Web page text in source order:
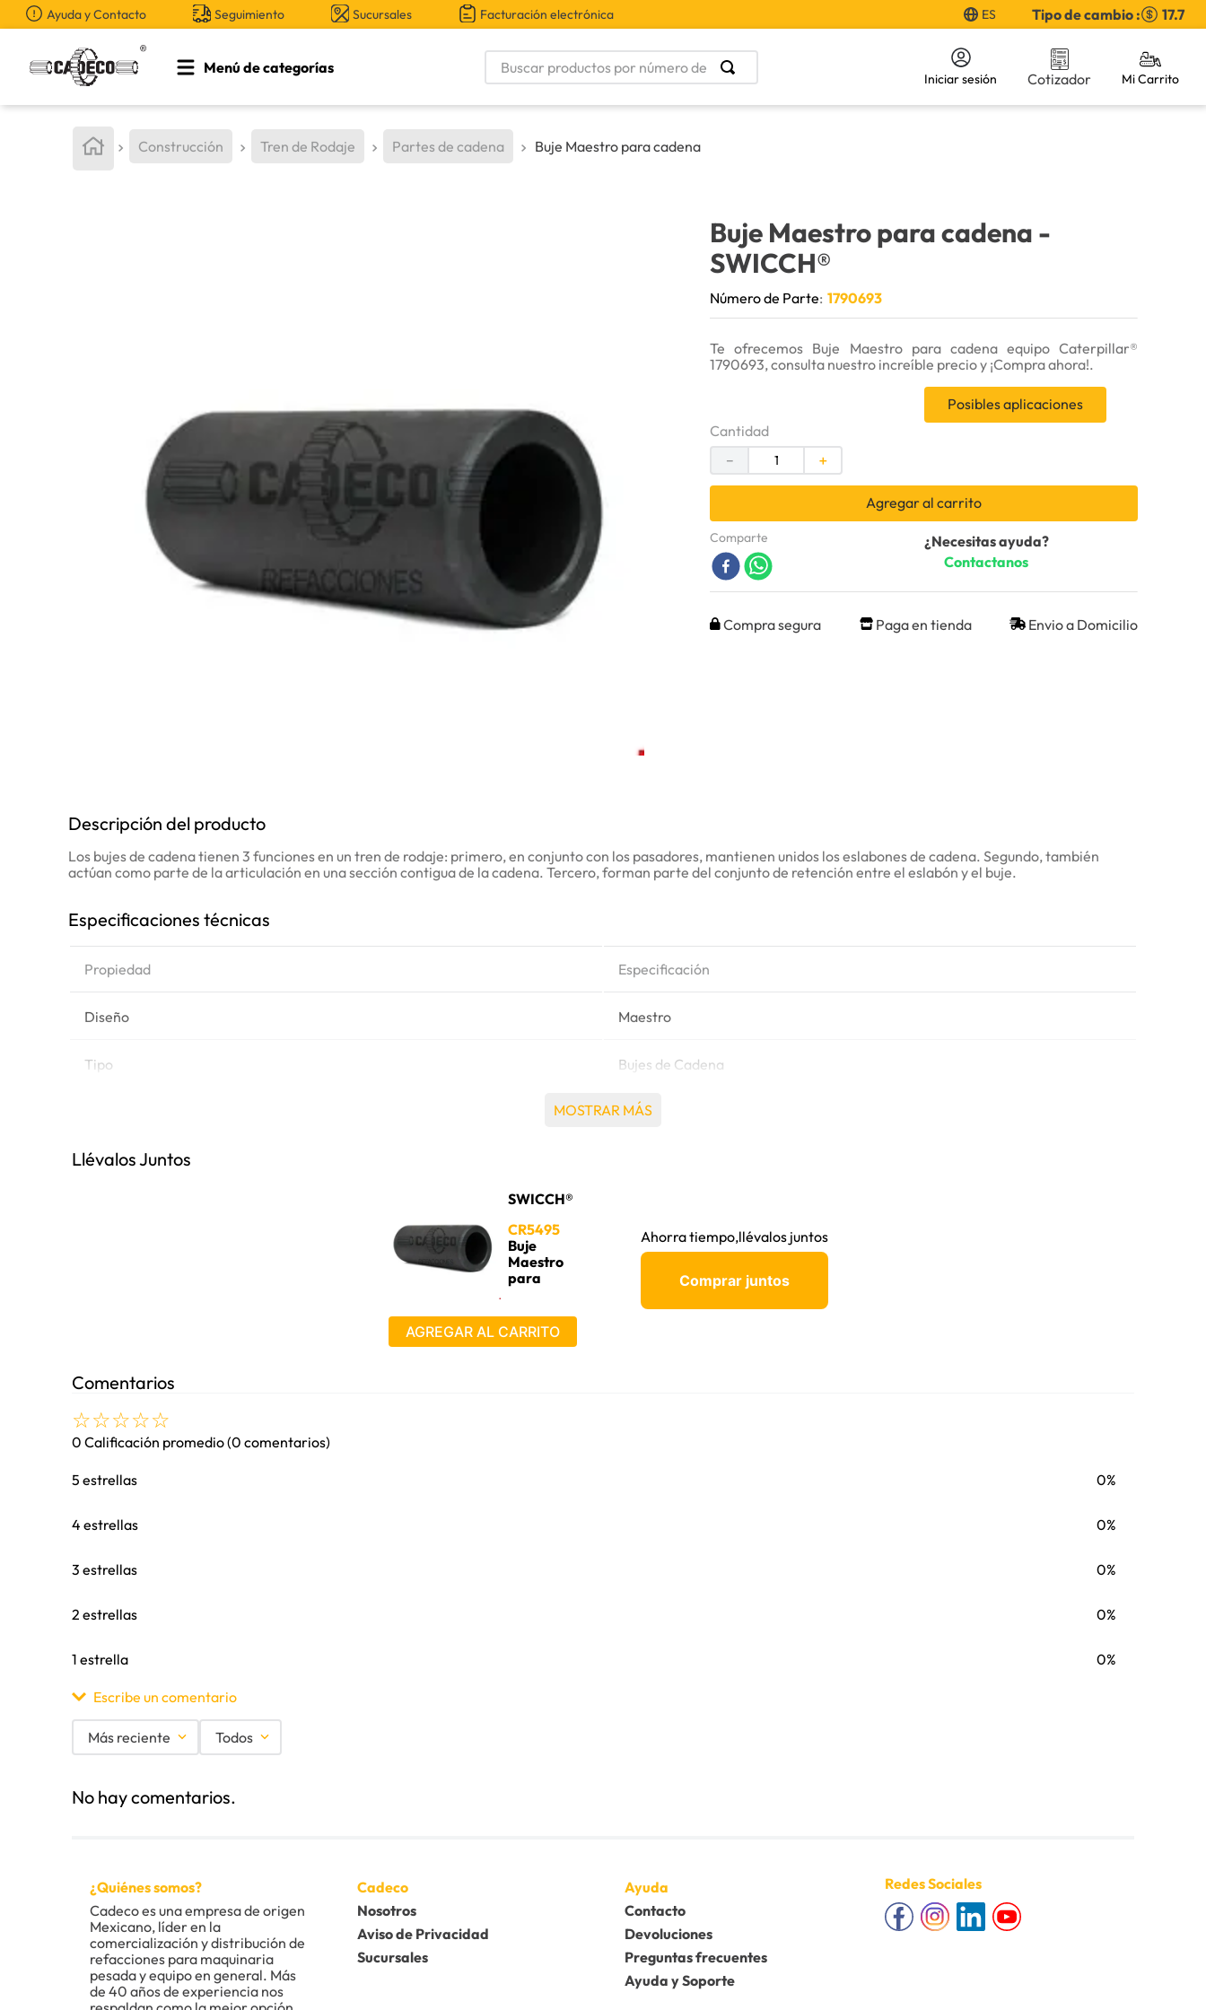
Ayuda y Contacto Seguimiento Sucursales Facturación electrónica ES Tipo de cambio : 17.7
Menú de categorías
Buscar productos por número de parte
Iniciar sesión Cotizador
Construcción Tren de Rodaje Partes de cadena Buje Maestro para cadena
Buje Maestro para cadena -
SWICCH®
Número de Parte: 1790693
Te ofrecemos Buje Maestro para cadena equipo Caterpillar®
1790693, consulta nuestro increíble precio y ¡Compra ahora!.
Posibles aplicaciones
Cantidad
＋
－
Agregar al carrito
Comparte
¿Necesitas ayuda?
Contactanos
Compra segura Paga en tienda Envio a Domicilio
Descripción del producto
Los bujes de cadena tienen 3 funciones en un tren de rodaje: primero, en conjunto con los pasadores, mantienen unidos los eslabones de cadena. Segundo, también
actúan como parte de la articulación en una sección contigua de la cadena. Tercero, forman parte del conjunto de retención entre el eslabón y el buje.
Especificaciones técnicas
Propiedad Especificación
Diseño Maestro
Tipo Bujes de Cadena
2 Kg
Marca de equipo
MOSTRAR MÁS
Llévalos Juntos
SWICCH®
CR5495
Buje
Maestro
para
AGREGAR AL CARRITO
Ahorra tiempo,llévalos juntos
Comprar juntos
Comentarios
☆☆☆☆☆
0 Calificación promedio(0 comentarios)
5 estrellas 0%
4 estrellas 0%
3 estrellas 0%
2 estrellas 0%
1 estrella 0%
Escribe un comentario
Título
Califica el producto de 1 a 5 estrellas
★★★★★
Tu nombre
Más reciente Todos
No hay comentarios.
¿Quiénes somos?
Cadeco es una empresa de origen
Mexicano, líder en la
comercialización y distribución de
refacciones para maquinaria
pesada y equipo en general. Más
de 40 años de experiencia nos
Cadeco
Nosotros
Aviso de Privacidad
Sucursales
Ayuda
Contacto
Devoluciones
Preguntas frecuentes
Ayuda y Soporte
Redes Sociales
TÉRMINOS MÁS BUSCADOS
. anticongelante